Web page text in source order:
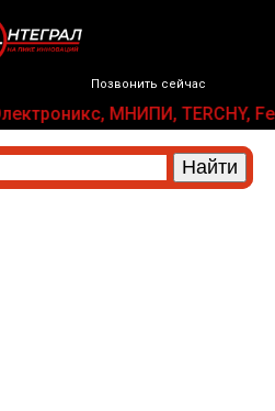
Позвонить сейчас
МНИПИ, TERCHY,